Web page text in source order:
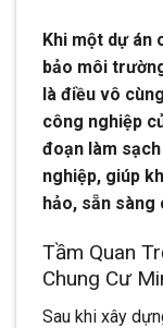
Khi một dự án
bảo môi
là điều vô
công nghiệp
đoạn làm
nghiệp, giúp
hảo, sẵn
Tầm Quan
Chung Cư
Sau khi xây